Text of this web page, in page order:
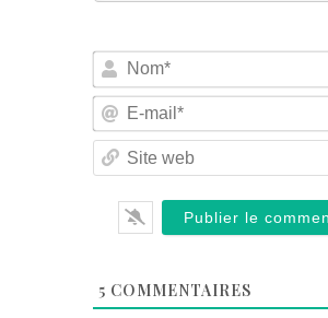
5 COMMENTAIRES